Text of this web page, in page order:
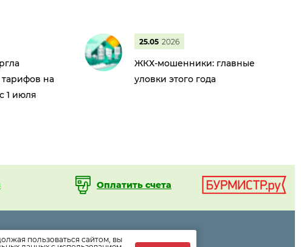
на
1 июля
25.05 2026
ЖКХ-мошенники: главные
уловки этого года
Оплатить счета
пользоваться сайтом, вы